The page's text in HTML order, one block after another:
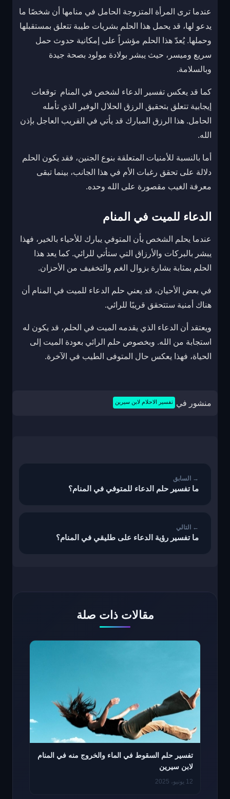
عندما ترى المرأة المتزوجة الحامل في منامها أن شخصًا ما
يدعو لها، قد يحمل هذا الحلم بشريات طيبة تتعلق بمستقبلها
وحملها. يُعدّ هذا الحلم مؤشراً على إمكانية حدوث حمل
سريع وميسر، حيث يبشر بولادة مولود بصحة جيدة
وبالسلامة.
كما قد يعكس تفسير الدعاء لشخص في المنام توقعات
إيجابية تتعلق بتحقيق الرزق الحلال الوفير الذي تأمله
الحامل. هذا الرزق المبارك قد يأتي في القريب العاجل بإذن
الله.
أما بالنسبة للأمنيات المتعلقة بنوع الجنين، فقد يكون الحلم
دلالة على تحقق رغبات الأم في هذا الجانب، بينما تبقى
معرفة الغيب مقصورة على الله وحده.
الدعاء للميت في المنام
عندما يحلم الشخص بأن المتوفي يبارك للأحياء بالخير، فهذا
يبشر بالبركات والأرزاق التي ستأتي للرائي. كما يعد هذا
الحلم بمثابة بشارة بزوال الغم والتخفيف من الأحزان.
في بعض الأحيان، قد يعني حلم الدعاء للميت في المنام أن
هناك أمنية ستتحقق قريبًا للرائي.
ويعتقد أن الدعاء الذي يقدمه الميت في الحلم، قد يكون له
استجابة من الله. وبخصوص حلم الرائي بعودة الميت إلى
الحياة، فهذا يعكس حال المتوفى الطيب في الآخرة.
منشور في تفسير الاحلام لابن سيرين
ما تفسير حلم الدعاء للمتوفي في المنام؟
ما تفسير رؤية الدعاء على طليقي في المنام؟
مقالات ذات صلة
تفسير حلم السقوط في الماء والخروج منه في المنام
لابن سيرين
12 يونيو، 2025